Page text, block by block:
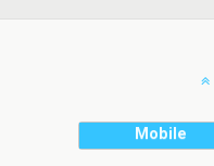
Mobile